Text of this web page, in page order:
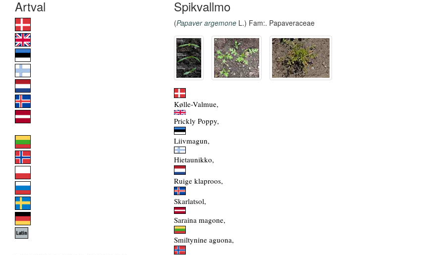
Spikvallmo
(Papaver argemone L.) Fam:. Papaveraceae
Kølle-Valmue,
Prickly Poppy,
Liivmagun,
Hietaunikko,
Ruige klaproos,
Skarlatsol,
Saraina magone,
Smiltynine aguona,